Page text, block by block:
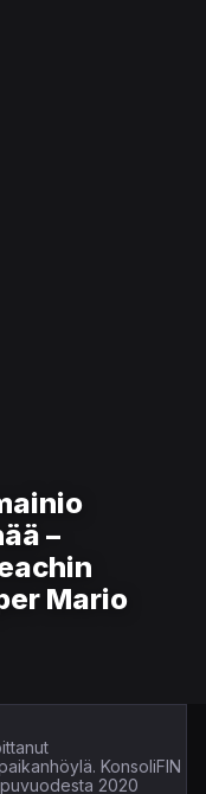
–
Mario
KonsoliFIN
2020